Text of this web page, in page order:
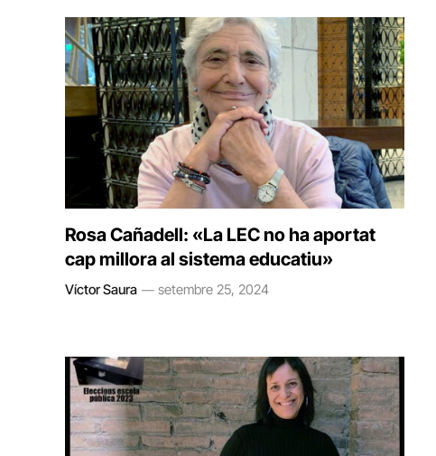
Rosa Cañadell: «La LEC no ha aportat
cap millora al sistema educatiu»
Víctor Saura setembre 25, 2024